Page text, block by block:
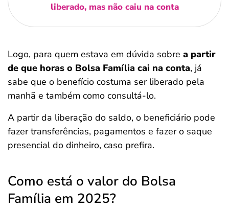
liberado, mas não caiu na conta
Logo, para quem estava em dúvida sobre a partir
de que horas o Bolsa Família cai na conta, já
sabe que o benefício costuma ser liberado pela
manhã e também como consultá-lo.
A partir da liberação do saldo, o beneficiário pode
fazer transferências, pagamentos e fazer o saque
presencial do dinheiro, caso prefira.
Como está o valor do Bolsa
Família em 2025?